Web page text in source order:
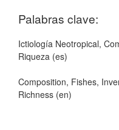
Palabras clave:
Ictiología Neotropical,
Riqueza (es)
Composition, Fishes,
Richness (en)